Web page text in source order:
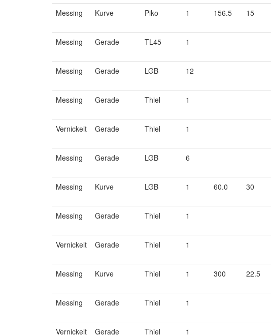
Messing Kurve Piko 1 156.5 15
Messing Gerade TL45 1
Messing Gerade LGB 12
Messing
Gerade Thiel 1
Vernickelt Gerade Thiel 1
Messing Gerade LGB 6
Messing Kurve LGB 1 60.0 30
Messing Gerade Thiel 1
Vernickelt Gerade Thiel 1
Messing Kurve Thiel 1 300 22.5
Messing Gerade Thiel 1
Vernickelt Gerade Thiel 1